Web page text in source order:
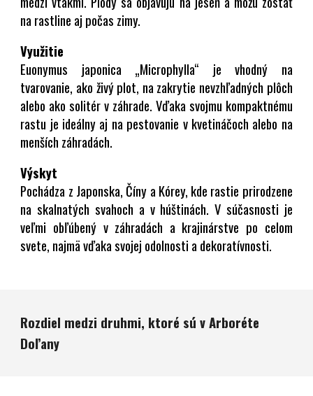
na rastline aj počas zimy.
Využitie
Euonymus japonica „Microphylla“ je vhodný na
tvarovanie, ako živý plot, na zakrytie nevzhľadných plôch
alebo ako solitér v záhrade. Vďaka svojmu kompaktnému
rastu je ideálny aj na pestovanie v kvetináčoch alebo na
menších záhradách.
Výskyt
Pochádza z Japonska, Číny a Kórey, kde rastie prirodzene
na skalnatých svahoch a v húštinách. V súčasnosti je
veľmi obľúbený v záhradách a krajinárstve po celom
svete, najmä vďaka svojej odolnosti a dekoratívnosti.
Rozdiel medzi druhmi, ktoré sú v Arboréte
Doľany